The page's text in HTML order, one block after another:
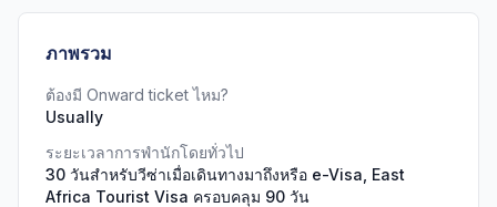
ภาพรวม
ต้องมี Onward ticket ไหม?
Usually
ระยะเวลาการพำนักโดยทั่วไป
30 วันสำหรับวีซ่าเมื่อเดินทางมาถึงหรือ e-Visa, East
Africa Tourist Visa ครอบคลุม 90 วัน